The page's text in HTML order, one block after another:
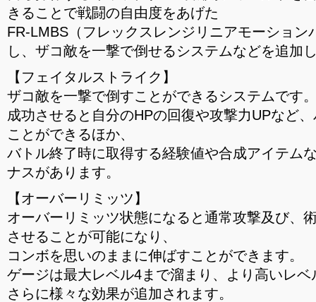
きることで戦闘の自由度をあげた
FR-LMBS（フレックスレンジリニアモーション
し、ザコ敵を一撃で倒せるシステムなどを追加
【フェイタルストライク】
ザコ敵を一撃で倒すことができるシステムです
成功させると自分のHPの回復や攻撃力UPなど
ことができるほか、
バトル終了時に取得する経験値や合成アイテム
ナスがあります。
【オーバーリミッツ】
オーバーリミッツ状態になると通常攻撃及び、
させることが可能になり、
コンボを思いのままに伸ばすことができます。
ゲージは最大レベル4まで溜まり、より高いレ
さらに様々な効果が追加されます。